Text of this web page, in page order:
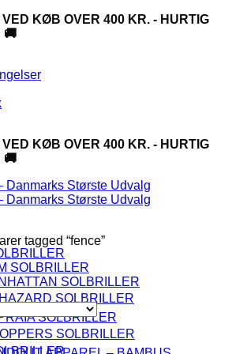
VED KØB OVER 400 KR. - HURTIG
🚚
VED KØB OVER 400 KR. - HURTIG
🚚
SOLBRILLER
SOLBRILLER
SOLBRILLER
SOLBRILLER
SOLBRILLER
tagged “fence”